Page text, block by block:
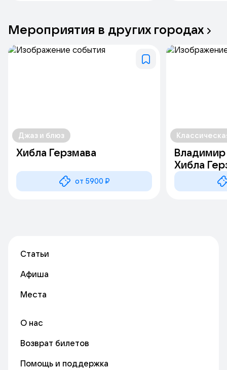
Мероприятия в других городах
Джаз и блюз
Хибла Герзмава
от 5900 ₽
Хибла
Статьи
Афиша
Места
О нас
Возврат билетов
Помощь и поддержка